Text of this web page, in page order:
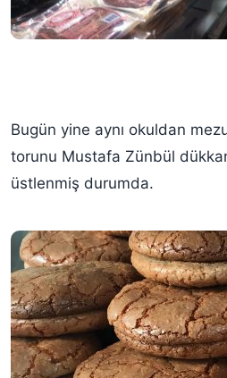
Bugün yine aynı okuldan
torunu Mustafa Zünbül
üstlenmiş durumda.